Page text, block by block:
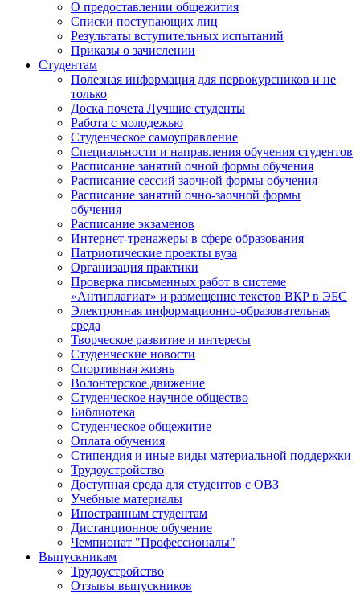
О предоставлении общежития
Списки поступающих лиц
Результаты вступительных испытаний
Приказы о зачислении
Студентам
Полезная информация для первокурсников и не
только
Доска почета Лучшие студенты
Работа с молодежью
Студенческое самоуправление
Специальности и направления обучения студентов
Расписание занятий очной формы обучения
Расписание сессий заочной формы обучения
Расписание занятий очно-заочной формы
обучения
Расписание экзаменов
Интернет-тренажеры в сфере образования
Патриотические проекты вуза
Организация практики
Проверка письменных работ в системе
«Антиплагиат» и размещение текстов ВКР в ЭБС
Электронная информационно-образовательная
среда
Творческое развитие и интересы
Студенческие новости
Спортивная жизнь
Волонтерское движение
Студенческое научное общество
Библиотека
Студенческое общежитие
Оплата обучения
Стипендия и иные виды материальной поддержки
Трудоустройство
Доступная среда для студентов с ОВЗ
Учебные материалы
Иностранным студентам
Дистанционное обучение
Чемпионат "Профессионалы"
Выпускникам
Трудоустройство
Отзывы выпускников